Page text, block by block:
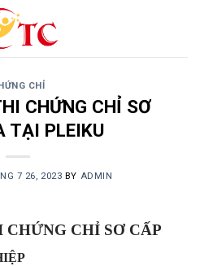
CHỈ
CHỨNG CHỈ SƠ
TẠI PLEIKU
7 26, 2023 BY ADMIN
CHỈ SƠ CẤP